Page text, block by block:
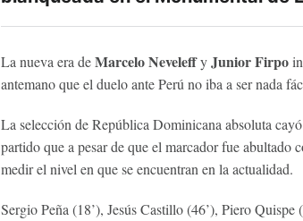
La nueva era deMarcelo NeveleffyJunior Firpo
antemano que el duelo ante Perú no iba a ser nada
La selección de República Dominicana absoluta
partido que a pesar de que el marcador fue abultado
medir el nivel en que se encuentran en la actualidad.
Sergio Peña (18’), Jesús Castillo (46’), Piero